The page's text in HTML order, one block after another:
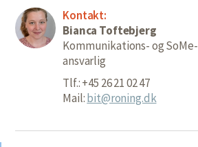
Kontakt:
Bianca Toftebjerg
Kommunikations- og SoMe-
ansvarlig
Tlf.: +45 26 21 02 47
Mail:bit@roning.dk